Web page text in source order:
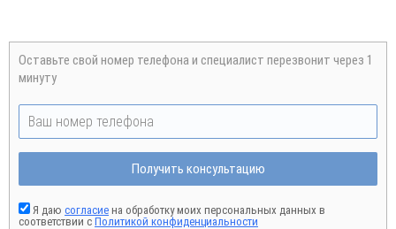
Оставьте свой номер телефона и специалист перезвонит через 1
минуту
Получить консультацию
Я даю согласие на обработку моих персональных данных в
соответствии с Политикой конфиденциальности